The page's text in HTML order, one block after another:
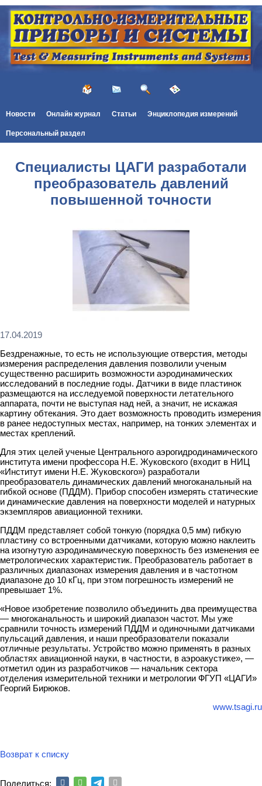
Новости Онлайн журнал Статьи Энциклопедия измерений
Персональный раздел
Специалисты ЦАГИ разработали
преобразователь давлений
повышенной точности
17.04.2019
Бездренажные, то есть не использующие отверстия, методы
измерения распределения давления позволили ученым
существенно расширить возможности аэродинамических
исследований в последние годы. Датчики в виде пластинок
размещаются на исследуемой поверхности летательного
аппарата, почти не выступая над ней, а значит, не искажая
картину обтекания. Это дает возможность проводить измерения
в ранее недоступных местах, например, на тонких элементах и
местах креплений.
Для этих целей ученые Центрального аэрогидродинамического
института имени профессора Н.Е. Жуковского (входит в НИЦ
«Институт имени Н.Е. Жуковского») разработали
преобразователь динамических давлений многоканальный на
гибкой основе (ПДДМ). Прибор способен измерять статические
и динамические давления на поверхности моделей и натурных
экземпляров авиационной техники.
ПДДМ представляет собой тонкую (порядка 0,5 мм) гибкую
пластину со встроенными датчиками, которую можно наклеить
на изогнутую аэродинамическую поверхность без изменения ее
метрологических характеристик. Преобразователь работает в
различных диапазонах измерения давления и в частотном
диапазоне до 10 кГц, при этом погрешность измерений не
превышает 1%.
«Новое изобретение позволило объединить два преимущества
— многоканальность и широкий диапазон частот. Мы уже
сравнили точность измерений ПДДМ и одиночными датчиками
пульсаций давления, и наши преобразователи показали
отличные результаты. Устройство можно применять в разных
областях авиационной науки, в частности, в аэроакустике», —
отметил один из разработчиков — начальник сектора
отделения измерительной техники и метрологии ФГУП «ЦАГИ»
Георгий Бирюков.
www.tsagi.ru
Возврат к списку
Поделиться: